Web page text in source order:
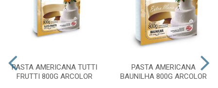
PASTA AMERICANA TUTTI
FRUTTI 800G ARCOLOR
PASTA AMERICANA
BAUNILHA 800G ARCOLOR